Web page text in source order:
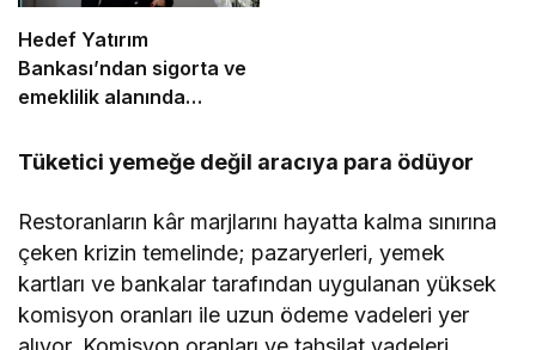
Hedef Yatırım
Bankası’ndan sigorta ve
emeklilik alanında
Tüketici yemeğe değil aracıya para ödüyor
Restoranların kâr marjlarını hayatta kalma sınırına
çeken krizin temelinde; pazaryerleri, yemek
kartları ve bankalar tarafından uygulanan yüksek
komisyon oranları ile uzun ödeme vadeleri yer